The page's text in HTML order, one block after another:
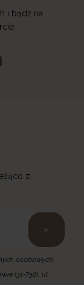
i bądź na
z
»
osobowych
(31-752), ul.